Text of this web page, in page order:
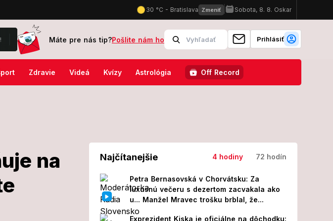
(† 43) zverejnila mrazivé priznanie o manželovi († 48): O pár dní boli obaja mŕtvi! Požiar vo
Máte pre nás tip?Pošlite nám ho Prihlásiť
Zdravie Videá Kvízy Astrológia Off Record
na
Najčítanejšie 4 hodiny 72 hodín
Petra Bernasovská v Chorvátsku: Za
luxusnú večeru s dezertom zacvakala ako
u... Manžel Mravec trošku brblal, že...
Exprezident Kiska je oficiálne na dôchodku: